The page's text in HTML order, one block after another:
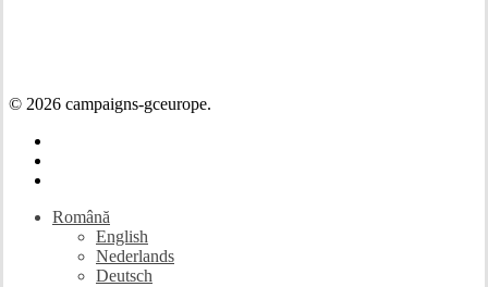
© 2026 campaigns-gceurope.
Close
Română
English
Nederlands
Deutsch